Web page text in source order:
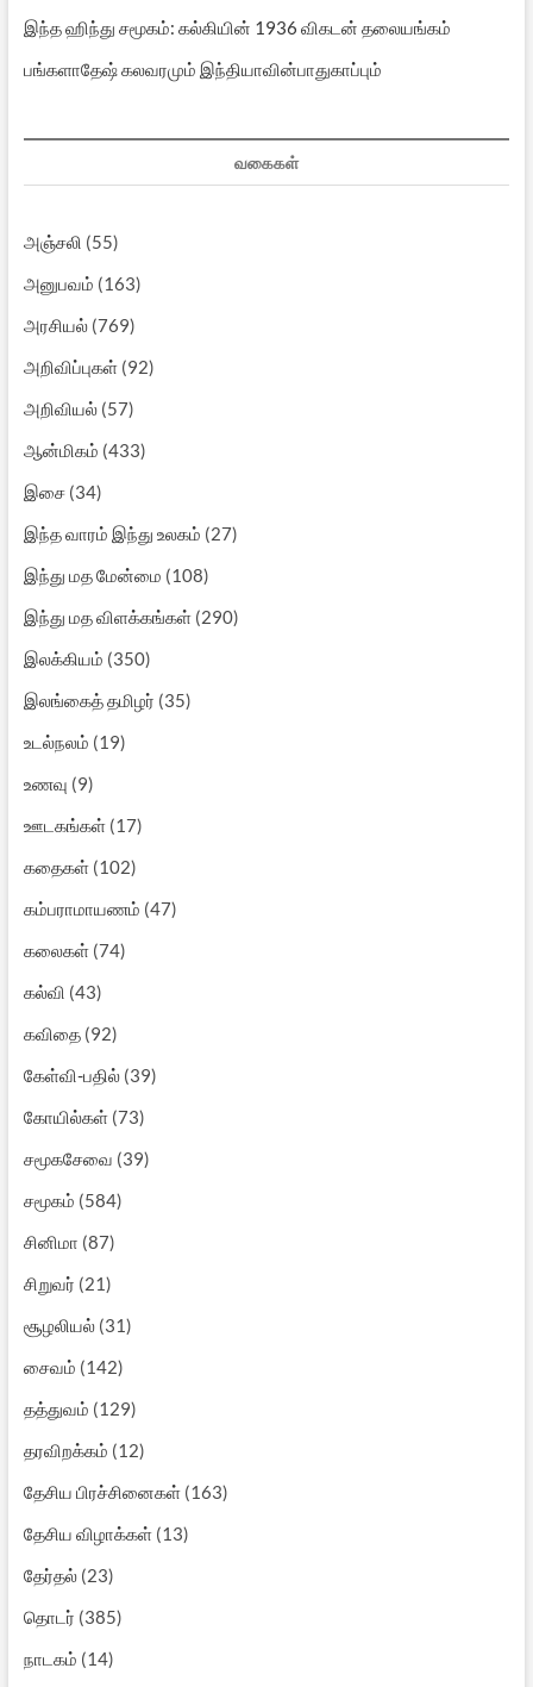
இந்த ஹிந்து சமூகம்: கல்கியின் 1936 விகடன் தலையங்கம்
பங்களாதேஷ் கலவரமும் இந்தியாவின்பாதுகாப்பும்
வகைகள்
அஞ்சலி (55)
அனுபவம் (163)
அரசியல்(769)
அறிவிப்புகள்(92)
அறிவியல்(57)
ஆன்மிகம் (433)
இசை(34)
இந்த வாரம் இந்து உலகம் (27)
இந்து மத மேன்மை (108)
இந்து மத விளக்கங்கள்(290)
இலக்கியம் (350)
இலங்கைத் தமிழர் (35)
உடல்நலம் (19)
உணவு (9)
ஊடகங்கள்(17)
கதைகள்(102)
கம்பராமாயணம் (47)
கலைகள்(74)
கல்வி (43)
கவிதை(92)
கேள்வி-பதில்(39)
கோயில்கள்(73)
சமூகசேவை (39)
சமூகம் (584)
சினிமா (87)
சிறுவர் (21)
சூழலியல்(31)
சைவம் (142)
தத்துவம் (129)
தரவிறக்கம் (12)
தேசிய பிரச்சினைகள்(163)
தேசிய விழாக்கள்(13)
தேர்தல்(23)
தொடர் (385)
நாடகம் (14)